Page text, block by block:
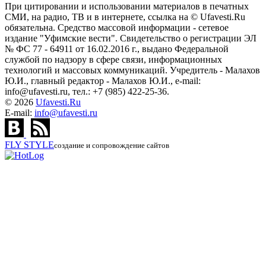
При цитировании и использовании материалов в печатных
СМИ, на радио, ТВ и в интернете, ссылка на © Ufavesti.Ru
обязательна. Средство массовой информации - сетевое
издание "Уфимские вести". Свидетельство о регистрации ЭЛ
№ ФС 77 - 64911 от 16.02.2016 г., выдано Федеральной
службой по надзору в сфере связи, информационных
технологий и массовых коммуникаций. Учредитель - Малахов
Ю.И., главный редактор - Малахов Ю.И., e-mail:
info@ufavesti.ru, тел.: +7 (985) 422-25-36.
© 2026 Ufavesti.Ru
E-mail: info@ufavesti.ru
FLY STYLEсоздание и сопровождение сайтов